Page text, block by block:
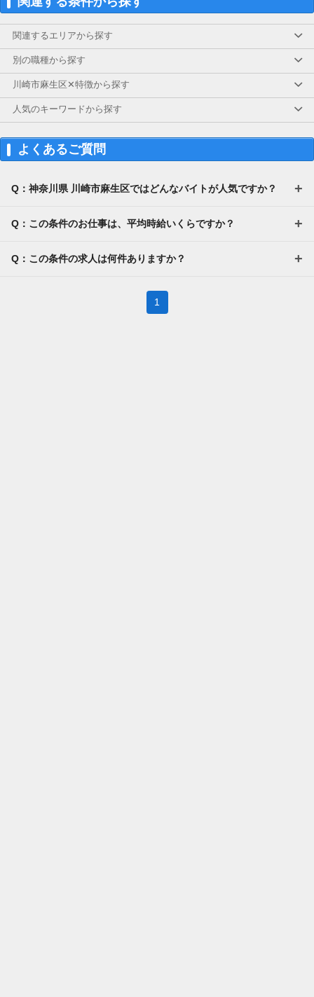
関連するエリアから探す
別の職種から探す
川崎市麻生区✕特徴から探す
人気のキーワードから探す
よくあるご質問
Q：神奈川県 川崎市麻生区ではどんなバイトが人気ですか？
Q：この条件のお仕事は、平均時給いくらですか？
Q：この条件の求人は何件ありますか？
1